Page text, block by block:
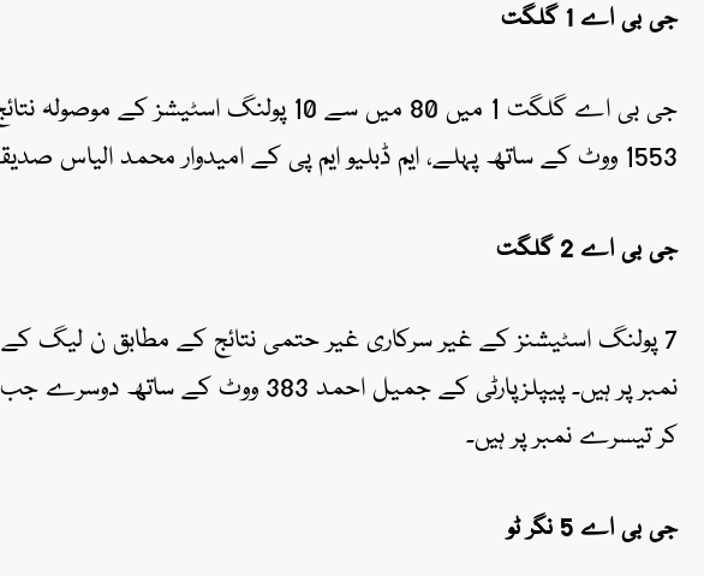
جی بی اے 1 گلگت
جی بی اے گلگت 1 میں 80 میں سے 10 پولنگ
1553 ووٹ کے ساتھ پہلے، ایم ڈبلیو ایم پی کے امیدوار محمد الیاس صدیقی635 ووٹ کے ساتھ دوسرے نمبر پر ہیں۔
جی بی اے 2 گلگت
کر تیسرے نمبر پر ہیں۔
جی بی اے 5 نگر ٹو